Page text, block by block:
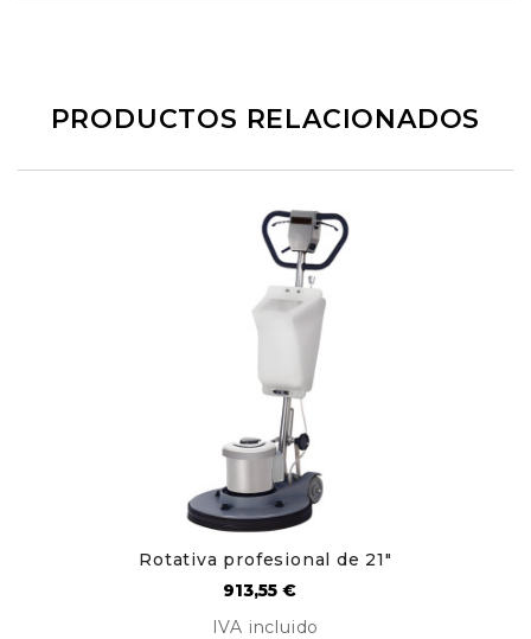
PRODUCTOS RELACIONADOS
Rotativa profesional de 21"
Precio
913,55 €
IVA incluido